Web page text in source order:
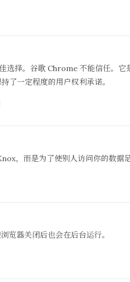
择。谷歌 Chrome 不能信任。它
了一定程度的用户权利承诺。
，而是为了使别人访问你的数据
览器关闭后也会在后台运行。